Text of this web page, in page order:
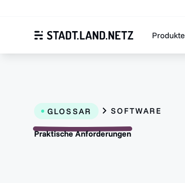
Produkte
GLOSSAR SOFTWARE
Praktische Anforderungen